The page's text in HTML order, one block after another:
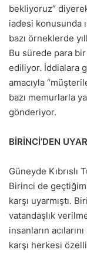
bekliyoruz”
iadesi konusunda
bazı örneklerde
Bu sürede para
ediliyor. İddialara
amacıyla
bazı memurlarla
gönderiyor.
BİRİNCİ’DEN
Güneyde Kıbrıslı
Birinci de
karşı uyarmıştı.
vatandaşlık
insanların
karşı herkesi